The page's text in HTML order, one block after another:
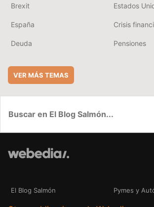
Brexit Estados
España Crisis
Deuda Pensiones
VER MÁS TEMAS
El Blog Salmón Pymes y